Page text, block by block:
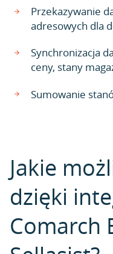
Przekazywanie
adresowych dla
Synchronizacja
ceny, stany
Sumowanie
Jakie
dzięki
Comarch